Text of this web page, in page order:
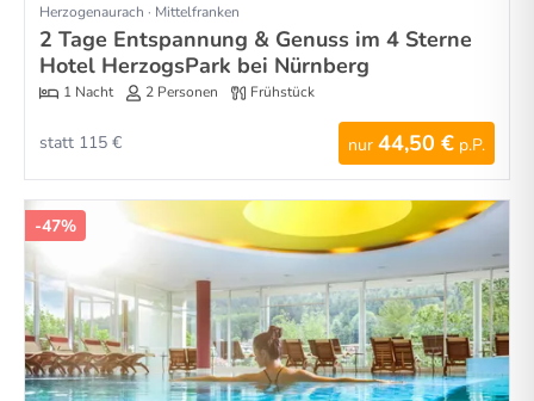
Herzogenaurach · Mittelfranken
2 Tage Entspannung & Genuss im 4 Sterne
Hotel HerzogsPark bei Nürnberg
1 Nacht 2 Personen Frühstück
nur 44,50 € p.P.
statt 115 €
-47%